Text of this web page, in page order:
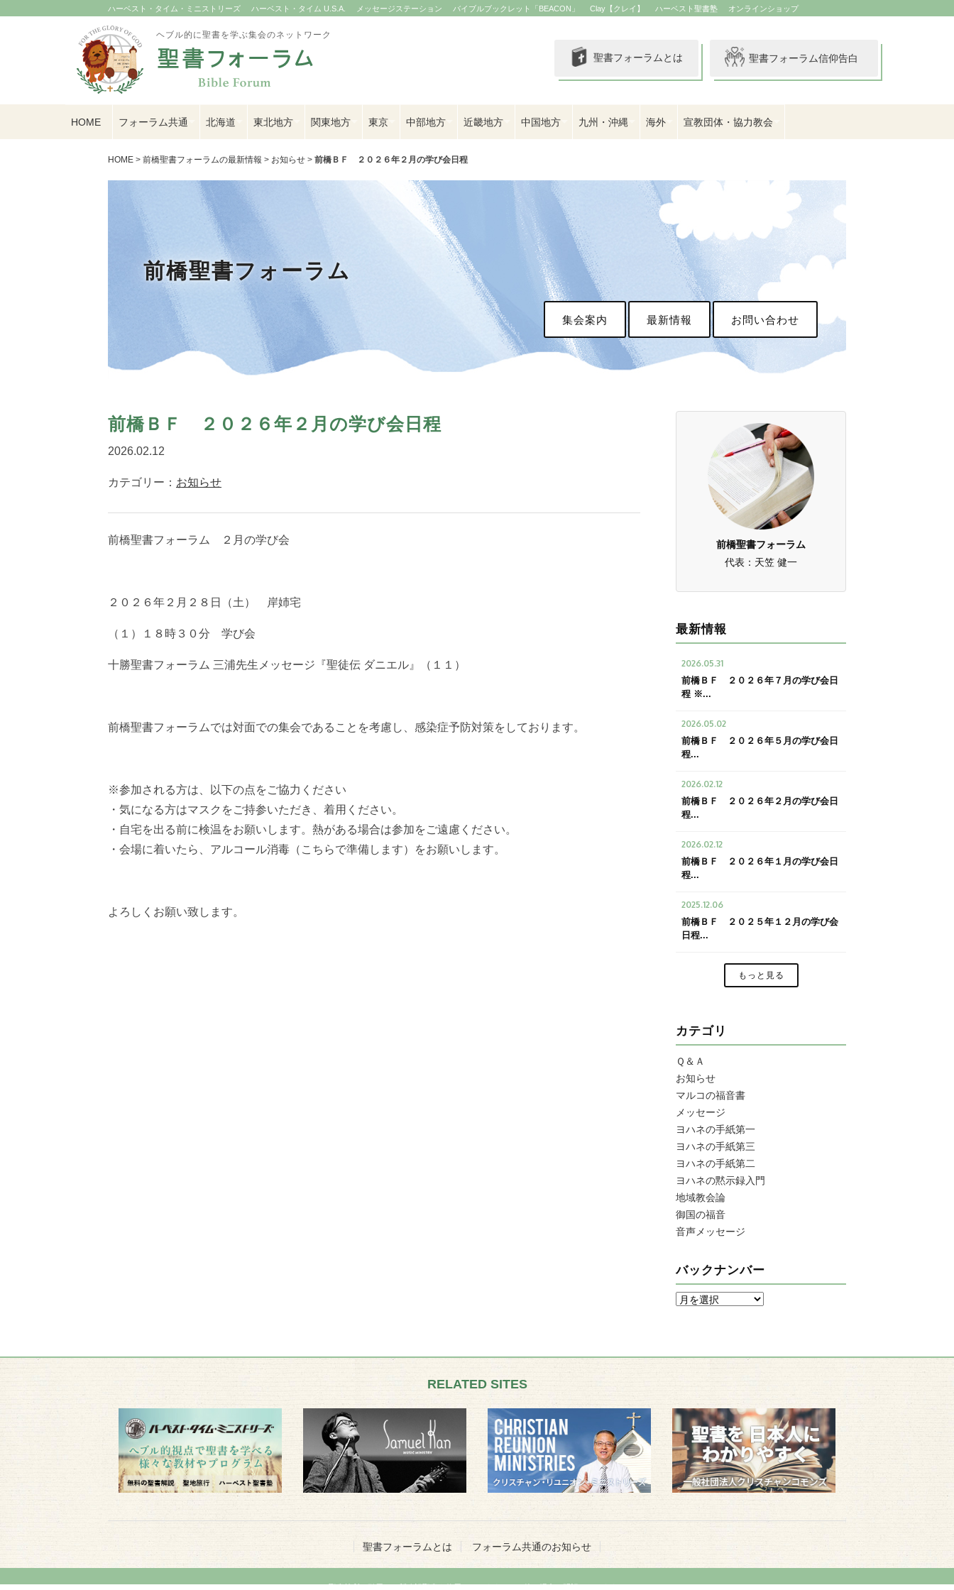
ハーベスト・タイム・ミニストリーズ ハーベスト・タイム U.S.A. メッセージステーション バイブルブックレット「BEACON」 Clay【クレイ】 ハーベスト聖書塾 オンラインショップ
ヘブル的に聖書を学ぶ集会のネットワーク
聖書フォーラム信仰告白
聖書フォーラムとは
HOME フォーラム共通 北海道 東北地方 関東地方 東京 中部地方 近畿地方 中国地方 九州・沖縄 海外 宣教団体・協力教会
HOME > 前橋聖書フォーラムの最新情報 > お知らせ > 前橋ＢＦ ２０２６年２月の学び会日程
前橋聖書フォーラム
集会案内 最新情報 お問い合わせ
前橋ＢＦ ２０２６年２月の学び会日程
2026.02.12
カテゴリー： お知らせ
前橋聖書フォーラム ２月の学び会
２０２６年２月２８日（土） 岸姉宅
（１）１８時３０分 学び会
十勝聖書フォーラム 三浦先生メッセージ『聖徒伝 ダニエル』（１１）
前橋聖書フォーラムでは対面での集会であることを考慮し、感染症予防対策をしております。
※参加される方は、以下の点をご協力ください
・気になる方はマスクをご持参いただき、着用ください。
・自宅を出る前に検温をお願いします。熱がある場合は参加をご遠慮ください。
・会場に着いたら、アルコール消毒（こちらで準備します）をお願いします。
よろしくお願い致します。
前橋聖書フォーラム
代表：天笠 健一
最新情報
2026.05.31
前橋ＢＦ ２０２６年７月の学び会日
程 ※...
2026.05.02
前橋ＢＦ ２０２６年５月の学び会日
程...
2026.02.12
前橋ＢＦ ２０２６年２月の学び会日
程...
2026.02.12
前橋ＢＦ ２０２６年１月の学び会日
程...
2025.12.06
前橋ＢＦ ２０２５年１２月の学び会
日程...
もっと見る
カテゴリ
Ｑ＆Ａ
お知らせ
マルコの福音書
メッセージ
ヨハネの手紙第一
ヨハネの手紙第三
ヨハネの手紙第二
ヨハネの黙示録入門
地域教会論
御国の福音
音声メッセージ
バックナンバー
RELATED SITES
聖書フォーラムとは フォーラム共通のお知らせ
聖書箇所の引用には新改訳聖書を使用しています。その他の場合は明記いたします。